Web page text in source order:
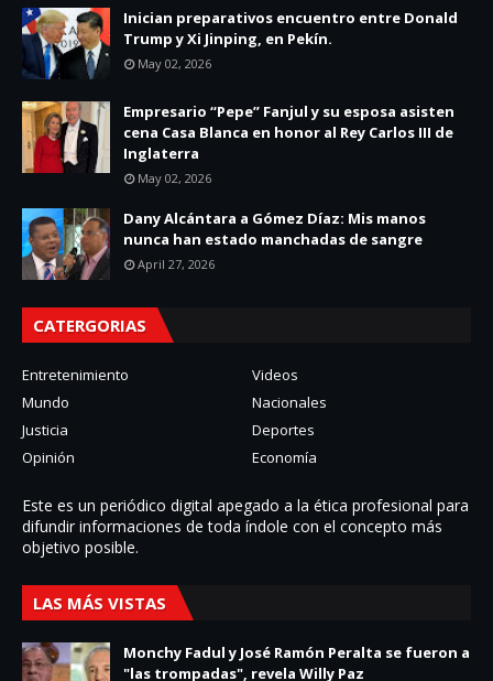
Inician preparativos encuentro entre Donald
Trump y Xi Jinping, en Pekín.
May 02, 2026
Empresario “Pepe” Fanjul y su esposa asisten
cena Casa Blanca en honor al Rey Carlos III de
Inglaterra
May 02, 2026
Dany Alcántara a Gómez Díaz: Mis manos
nunca han estado manchadas de sangre
April 27, 2026
CATERGORIAS
Entretenimiento
Videos
Mundo
Nacionales
Justicia
Deportes
Opinión
Economía
Este es un periódico digital apegado a la ética profesional para
difundir informaciones de toda í­ndole con el concepto más
objetivo posible.
LAS MÁS VISTAS
Monchy Fadul y José Ramón Peralta se fueron a
"las trompadas", revela Willy Paz